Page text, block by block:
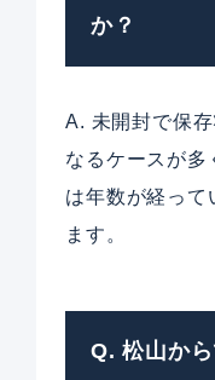
か？
A. 未開封で保
なるケースが多
は年数が経って
ます。
Q. 松山か